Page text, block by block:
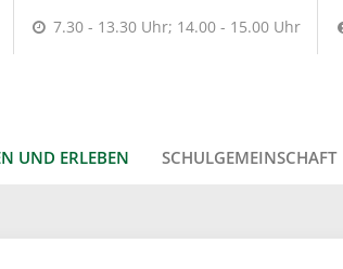
7.30 - 13.30 Uhr; 14.00 - 15.00 Uhr
UND ERLEBEN SCHULGEMEINSCHAFT